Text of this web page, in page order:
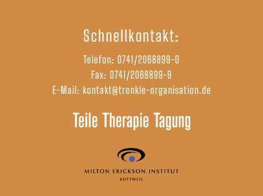
Schnellkontakt:
Telefon: 0741/2068899-0
Fax: 0741/2068899-9
E-Mail: kontakt@trenkle-organisation.de